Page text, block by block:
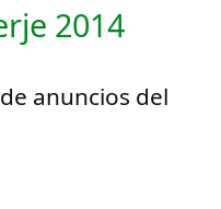
2014
anuncios del